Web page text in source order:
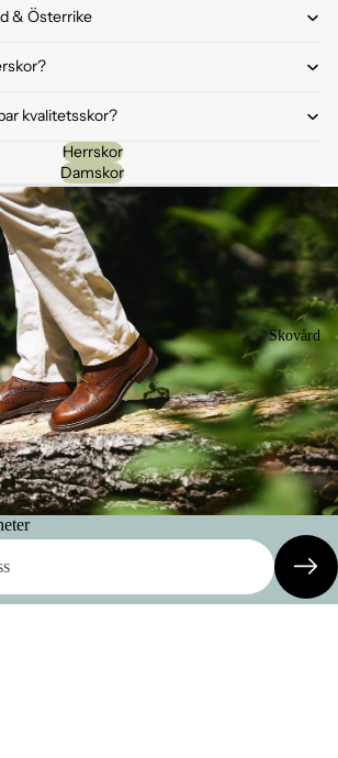
Skovård
& Österrike
kvalitetsskor?
Herrskor
Damskor